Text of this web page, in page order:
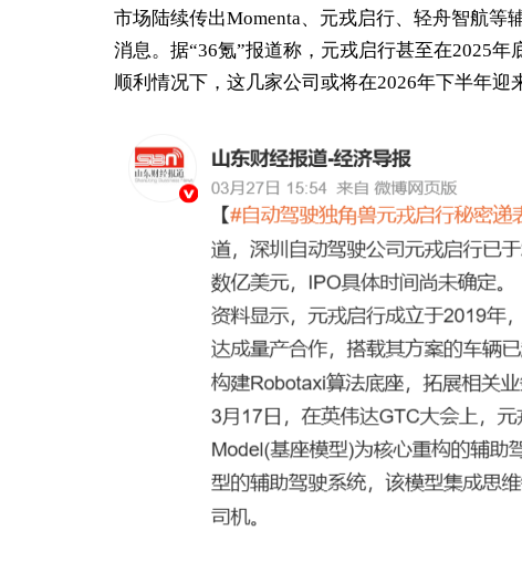
市场陆续传出Momenta、元戎启行、轻舟智航等
消息。据“36氪”报道称，元戎启行甚至在2025年
顺利情况下，这几家公司或将在2026年下半年迎